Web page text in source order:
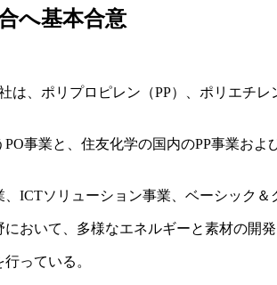
へ基本合意
、ポリプロピレン（PP）、ポリエチ
事業と、住友化学の国内のPP事業お
ICTソリューション事業、ベーシック＆
おいて、多様なエネルギーと素材の開
っている。